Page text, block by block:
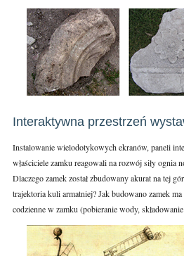
Interaktywna przestrzeń
Instalowanie wielodotykowych ekranów, paneli
właściciele zamku reagowali na rozwój siły
Dlaczego zamek został zbudowany akurat na tej
trajektoria kuli armatniej? Jak budowano zamek
codzienne w zamku (pobieranie wody,